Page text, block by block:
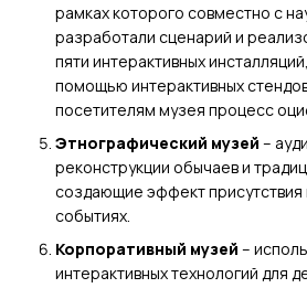
рамках которого совместно с
разработали сценарий и
пяти интерактивных
помощью интерактивных
посетителям музея процесс
Этнографический музей –
реконструкции обычаев и
создающие эффект присутствия
событиях.
Корпоративный музей –
интерактивных технологий для